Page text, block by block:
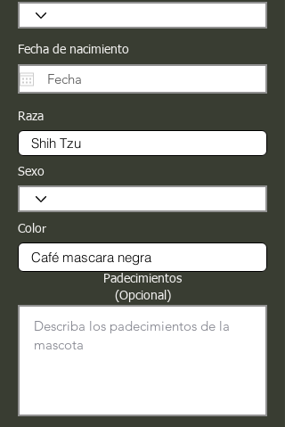
Fecha de nacimiento
Raza
Sexo
Color
Padecimientos
(Opcional)